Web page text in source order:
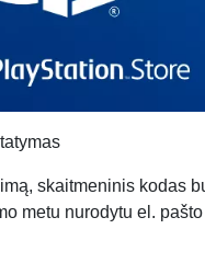
skaitmeninis kodas
metu nurodytu el. pašto